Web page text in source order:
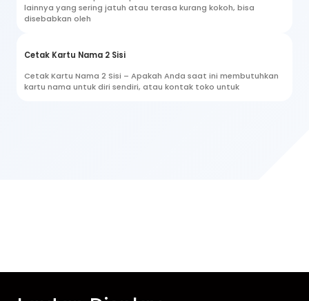
lainnya yang sering jatuh atau terasa kurang kokoh, bisa
disebabkan oleh
Cetak Kartu Nama 2 Sisi
Cetak Kartu Nama 2 Sisi – Apakah Anda saat ini membutuhkan
kartu nama untuk diri sendiri, atau kontak toko untuk